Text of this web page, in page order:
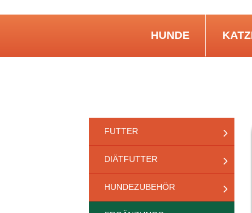
HUNDE
FUTTER
DIÄTFUTTER
HUNDEZUBEHÖR